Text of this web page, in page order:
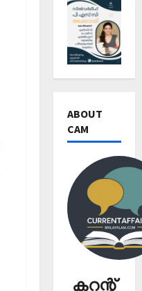
ABOUT
CAM
കറന്റ്